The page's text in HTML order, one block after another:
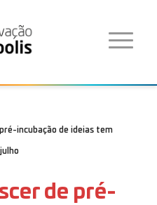
incubação de ideias tem
de pré-